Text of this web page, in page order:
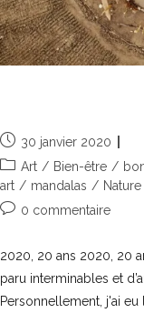
30 janvier 2020
Art / Bien-être /
art / mandalas /
0 commentaire
2020, 20 ans 2020, 20
paru interminables et
Personnellement, j'ai